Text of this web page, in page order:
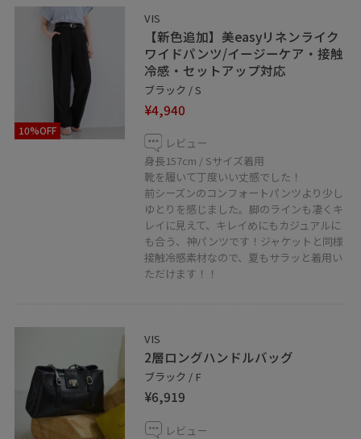
10%OFF
VIS
【新色追加】美easyリネンライク
ワイドパンツ/イージーケア・接触
冷感・セットアップ対応
ブラック / S
¥4,940
レビュー
身長157cm / Sサイズ着用
靴を履いて丁度いい丈感でした！
前シーズンのコンフォートパンツより少し
ゆとりを感じました。脚のラインも凄くキ
レイに見えて、キレイめにもカジュアルに
も合う、神パンツです！ジャケットと同様
接触冷感素材なので、夏もサラッと着用い
ただけます！！
VIS
2層ロングハンドルバッグ
ブラック / F
¥6,919
レビュー